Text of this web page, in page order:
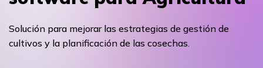
Solución para mejorar las estrategias de gestión de
cultivos y la planificación de las cosechas.